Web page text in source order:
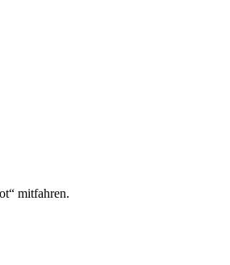
mitfahren.